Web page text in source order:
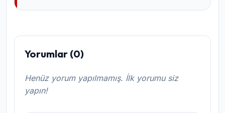
Yorumlar (0)
Henüz yorum yapılmamış. İlk yorumu siz
yapın!